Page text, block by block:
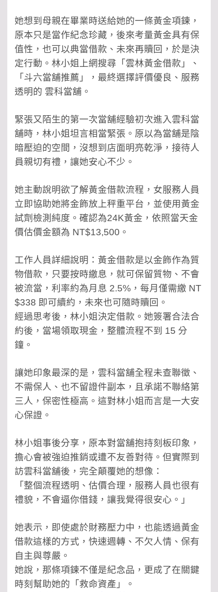
她想到母親在畢業時送給她的一條黃金項鍊，
原本只是當作紀念珍藏，後來考量黃金具有保
值性，也可以典當借款、未來再贖回，於是決
定行動。林小姐上網搜尋「雲林黃金借款」、
「斗六當舖推薦」，最終選擇評價優良、服務
透明的 雲科當舖。
緊張又陌生的第一次當舖經驗初次進入雲科當
舖時，林小姐坦言相當緊張。原以為當舖是陰
暗壓迫的空間，沒想到店面明亮乾淨，接待人
員親切有禮，讓她安心不少。
她主動說明欲了解黃金借款流程，女服務人員
立即協助她將金飾放上秤重平台，並使用黃金
試劑檢測純度。確認為24K黃金，依照當天金
價估價金額為 NT$13,500。
工作人員詳細說明：黃金借款是以金飾作為質
物借款，只要按時繳息，就可保留質物、不會
被流當，利率約為月息 2.5%，每月僅需繳 NT
$338 即可續約，未來也可隨時贖回。
經過思考後，林小姐決定借款。她簽署合法合
約後，當場領取現金，整體流程不到 15 分
鐘。
讓她印象最深的是，雲科當舖全程未查聯徵、
不需保人、也不留證件副本，且承諾不聯絡第
三人，保密性極高。這對林小姐而言是一大安
心保證。
林小姐事後分享，原本對當舖抱持刻板印象，
擔心會被強迫推銷或遭不友善對待。但實際到
訪雲科當舖後，完全顛覆她的想像：
「整個流程透明、估價合理，服務人員也很有
禮貌，不會逼你借錢，讓我覺得很安心。」
她表示，即使處於財務壓力中，也能透過黃金
借款這樣的方式，快速週轉、不欠人情、保有
自主與尊嚴。
她說，那條項鍊不僅是紀念品，更成了在關鍵
時刻幫助她的「救命資產」。